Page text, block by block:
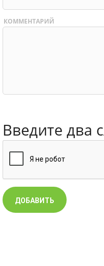
КОММЕНТАРИЙ
Введите два